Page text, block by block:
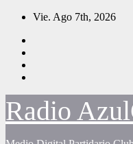
Saltar
contenido
Vie. Ago 7th, 2026
Radio